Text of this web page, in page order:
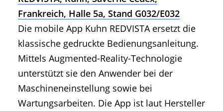
Frankreich, Halle 5a, Stand G032/E032
Die mobile App Kuhn REDVISTA ersetzt die
klassische gedruckte Bedienungsanleitung.
Mittels Augmented-Reality-Technologie
unterstützt sie den Anwender bei der
Maschineneinstellung sowie bei
Wartungsarbeiten. Die App ist laut Hersteller